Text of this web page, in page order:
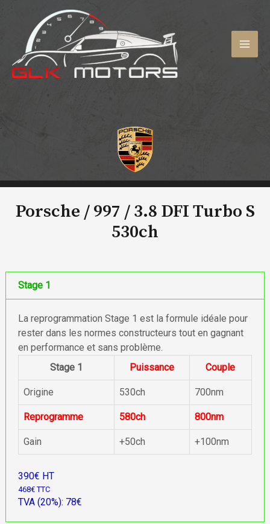
contenu
Porsche / 997 /3.8 DFI Turbo S
530ch
Stage 1
La reprogrammation Stage 1 est la formule idéale pour
rester dans les normes constructeurs tout en gagnant
en performance et sans problème.
Stage 1
Puissance Couple
Origine 530ch 700nm
Reprogramme 580ch 800nm
Gain +50ch +100nm
390€ HT
468€ TTC
TVA (20%): 78€